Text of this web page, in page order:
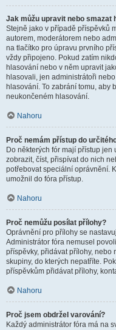
Jak můžu upravit nebo smazat
Stejně jako v případě příspěvků
autorem, moderátorem nebo
na tlačítko pro úpravu prvního
vždy připojeno. Pokud zatím
hlasování nebo v něm upravit
hlasovali, jen administrátoři
hlasování. To zabrání tomu, aby
neukončeném hlasování.
Nahoru
Proč nemám přístup do
Do některých fór mají přístup
zobrazit, číst, přispívat do nich
potřebovat speciální oprávnění.
umožnil do fóra přístup.
Nahoru
Proč nemůžu posílat přílohy?
Oprávnění pro přílohy se
Administrátor fóra nemusel
příspěvky, přidávat přílohy, nebo
skupiny, do kterých nepatříte.
příspěvkům přidávat přílohy,
Nahoru
Proč jsem obdržel varování?
Každý administrátor fóra má na